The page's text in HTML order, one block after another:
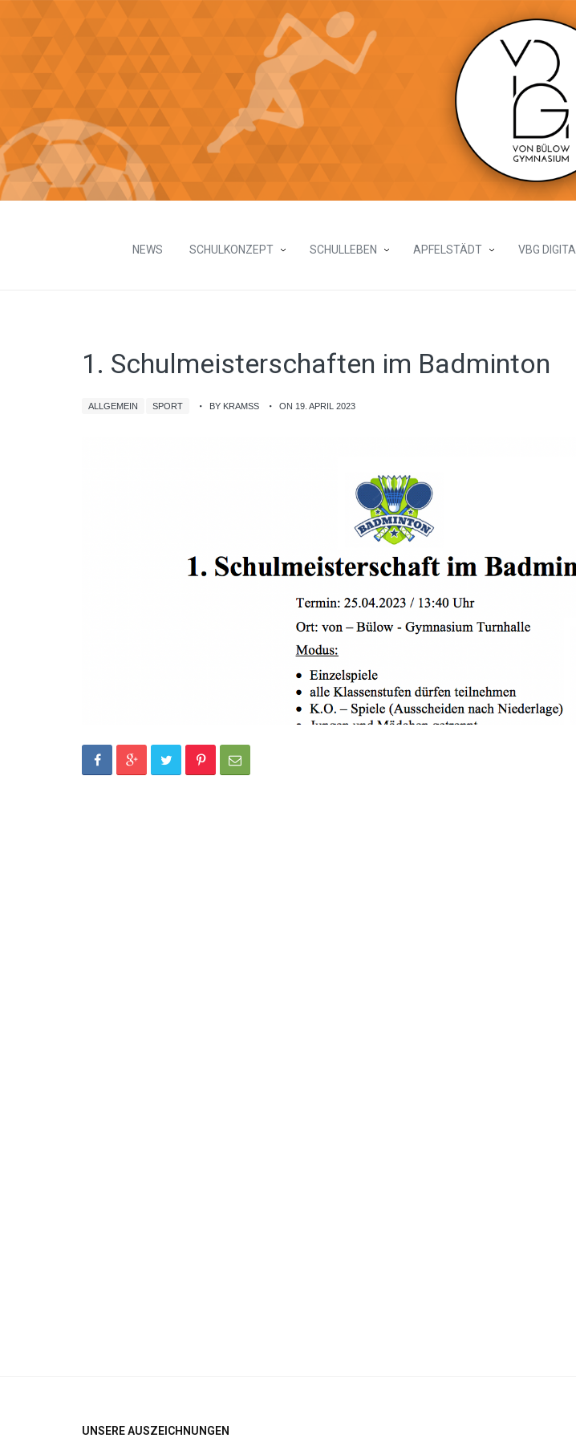
NEWS SCHULKONZEPT SCHULLEBEN APFELSTÄDT VBG DIGITAL
1. Schulmeisterschaften im Badminton
ALLGEMEIN SPORT BY KRAMSS ON 19. APRIL 2023
UNSERE AUSZEICHNUNGEN